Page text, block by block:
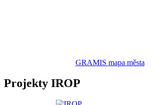
GRAMIS mapa města
Projekty IROP